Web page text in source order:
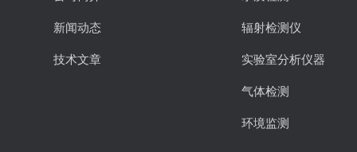
新闻动态
技术文章
辐射检测仪
实验室分析仪器
气体检测
环境监测